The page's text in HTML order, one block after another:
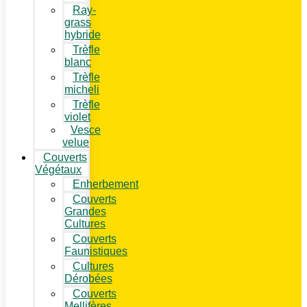
Ray-
grass
hybride
Trèfle
blanc
Trèfle
micheli
Trèfle
violet
Vesce
velue
Couverts
Végétaux
Enherbement
Couverts
Grandes
Cultures
Couverts
Faunistiques
Cultures
Dérobées
Couverts